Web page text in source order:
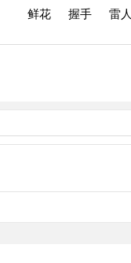
鲜花 握手 雷